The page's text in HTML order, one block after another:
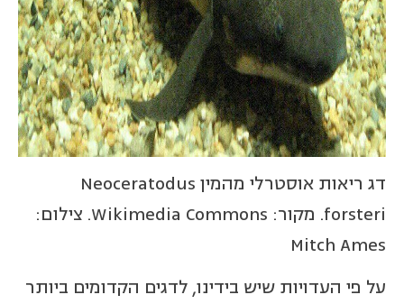
דג ריאות אוסטרלי מהמין Neoceratodus
forsteri. מקור: Wikimedia Commons. צילום:
Mitch Ames
על פי העדויות שיש בידינו, לדגים הקדומים ביותר